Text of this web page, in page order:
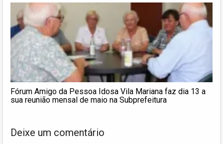
Fórum Amigo da Pessoa Idosa Vila Mariana faz dia 13 a
sua reunião mensal de maio na Subprefeitura
Deixe um comentário